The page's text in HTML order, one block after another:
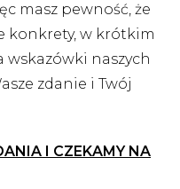
masz pewność, że
konkrety, w krótkim
wskazówki naszych
zdanie i Twój
I CZEKAMY NA